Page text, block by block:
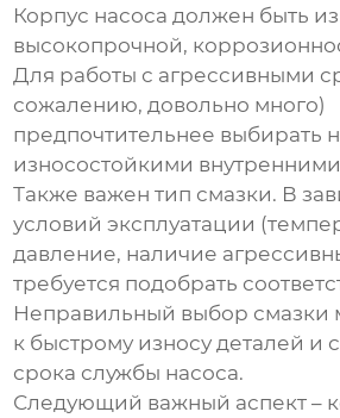
Корпус насоса должен быть
высокопрочной,
Для работы с агрессивными
сожалению, довольно много)
предпочтительнее выбирать
износостойкими
Также важен тип смазки. В
условий эксплуатации
давление, наличие
требуется подобрать
Неправильный выбор смазки
к быстрому износу деталей
срока службы насоса.
Следующий важный аспект –